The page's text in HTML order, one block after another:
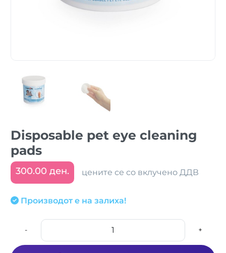
Disposable pet eye cleaning
pads
300.00 ден. цените се со вклучено ДДВ
Производот е на залиха!
- +